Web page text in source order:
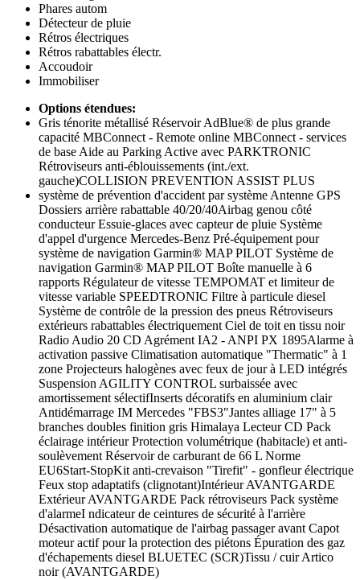
Phares autom
Détecteur de pluie
Rétros électriques
Rétros rabattables électr.
Accoudoir
Immobiliser
Options étendues:
Gris ténorite métallisé Réservoir AdBlue® de plus grande
capacité MBConnect - Remote online MBConnect - services
de base Aide au Parking Active avec PARKTRONIC
Rétroviseurs anti-éblouissements (int./ext.
gauche)COLLISION PREVENTION ASSIST PLUS
système de prévention d'accident par système Antenne GPS
Dossiers arrière rabattable 40/20/40Airbag genou côté
conducteur Essuie-glaces avec capteur de pluie Système
d'appel d'urgence Mercedes-Benz Pré-équipement pour
système de navigation Garmin® MAP PILOT Système de
navigation Garmin® MAP PILOT Boîte manuelle à 6
rapports Régulateur de vitesse TEMPOMAT et limiteur de
vitesse variable SPEEDTRONIC Filtre à particule diesel
Système de contrôle de la pression des pneus Rétroviseurs
extérieurs rabattables électriquement Ciel de toit en tissu noir
Radio Audio 20 CD Agrément IA2 - ANPI PX 1895Alarme à
activation passive Climatisation automatique "Thermatic" à 1
zone Projecteurs halogènes avec feux de jour à LED intégrés
Suspension AGILITY CONTROL surbaissée avec
amortissement sélectifInserts décoratifs en aluminium clair
Antidémarrage IM Mercedes "FBS3"Jantes alliage 17" à 5
branches doubles finition gris Himalaya Lecteur CD Pack
éclairage intérieur Protection volumétrique (habitacle) et anti-
soulèvement Réservoir de carburant de 66 L Norme
EU6Start-StopKit anti-crevaison "Tirefit" - gonfleur électrique
Feux stop adaptatifs (clignotant)Intérieur AVANTGARDE
Extérieur AVANTGARDE Pack rétroviseurs Pack système
d'alarmeI ndicateur de ceintures de sécurité à l'arrière
Désactivation automatique de l'airbag passager avant Capot
moteur actif pour la protection des piétons Épuration des gaz
d'échapements diesel BLUETEC (SCR)Tissu / cuir Artico
noir (AVANTGARDE)